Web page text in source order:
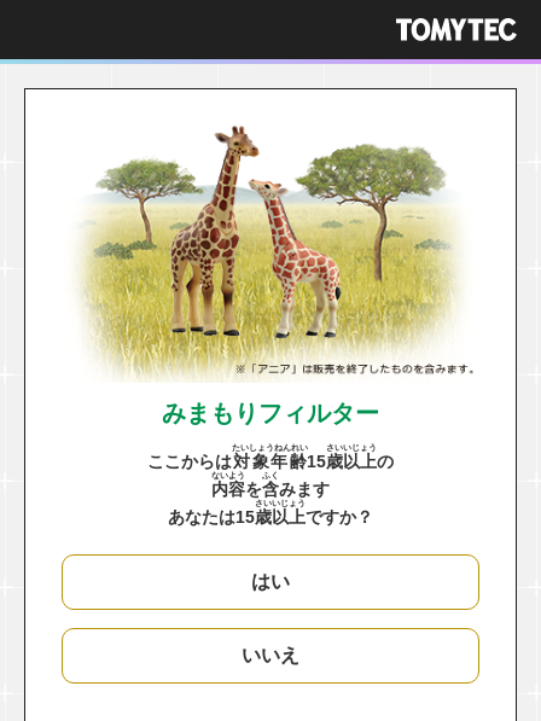
みまもりフィルター
ここからは対象年齢
たいしょうねんれい
15歳
さい
以上
いじょう
の
内容
ないよう
を含
ふく
みます
あなたは15歳
さい
以上
いじょう
ですか？
はい
いいえ